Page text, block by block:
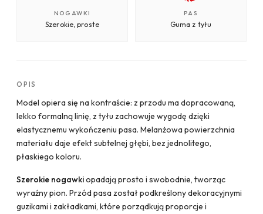
NOGAWKI
Szerokie, proste
PAS
Guma z tyłu
OPIS
Model opiera się na kontraście: z przodu ma dopracowaną,
lekko formalną linię, z tyłu zachowuje wygodę dzięki
elastycznemu wykończeniu pasa. Melanżowa powierzchnia
materiału daje efekt subtelnej głębi, bez jednolitego,
płaskiego koloru.
Szerokie nogawkiopadają prosto i swobodnie, tworząc
wyraźny pion. Przód pasa został podkreślony dekoracyjnymi
guzikami i zakładkami, które porządkują proporcje i